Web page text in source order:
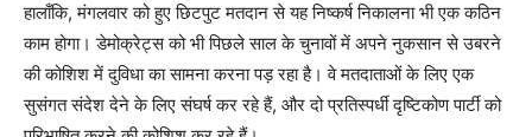
हालाँकि, मंगलवार को हुए छिटपुट मतदान से यह निष्कर्ष निकालना भी एक कठिन
काम होगा। डेमोक्रेट्स को भी पिछले साल के चुनावों में अपने नुकसान से उबरने
की कोशिश में दुविधा का सामना करना पड़ रहा है। वे मतदाताओं के लिए एक
सुसंगत संदेश देने के लिए संघर्ष कर रहे हैं, और दो प्रतिस्पर्धी दृष्टिकोण पार्टी को